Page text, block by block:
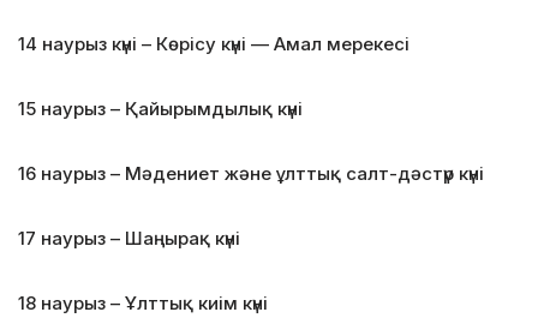
14 наурыз күні – Көрісу күні — Амал мерекесі
15 наурыз – Қайырымдылық күні
16 наурыз – Мәдениет және ұлттық салт-дәстүр күні
17 наурыз – Шаңырақ күні
18 наурыз – Ұлттық киім күні